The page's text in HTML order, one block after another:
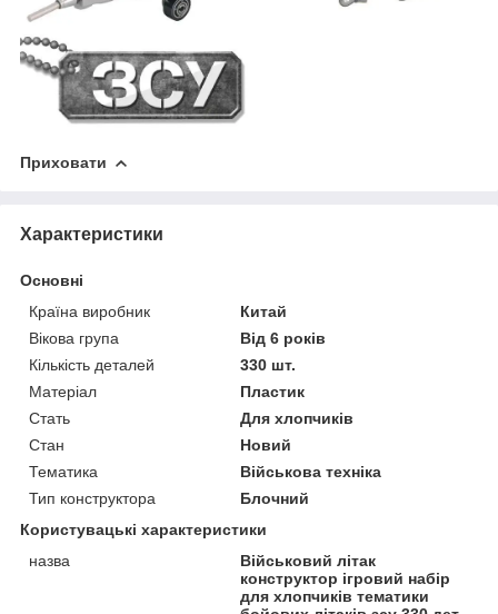
Приховати
Характеристики
Основні
Країна виробник
Китай
Вікова група
Від 6 років
Кількість деталей
330 шт.
Матеріал
Пластик
Стать
Для хлопчиків
Стан
Новий
Тематика
Військова техніка
Тип конструктора
Блочний
Користувацькі характеристики
назва
Військовий літак
конструктор ігровий набір
для хлопчиків тематики